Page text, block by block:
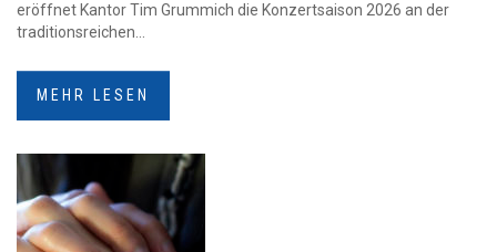
eröffnet Kantor Tim Grummich die Konzertsaison 2026 an der
traditionsreichen...
MEHR LESEN